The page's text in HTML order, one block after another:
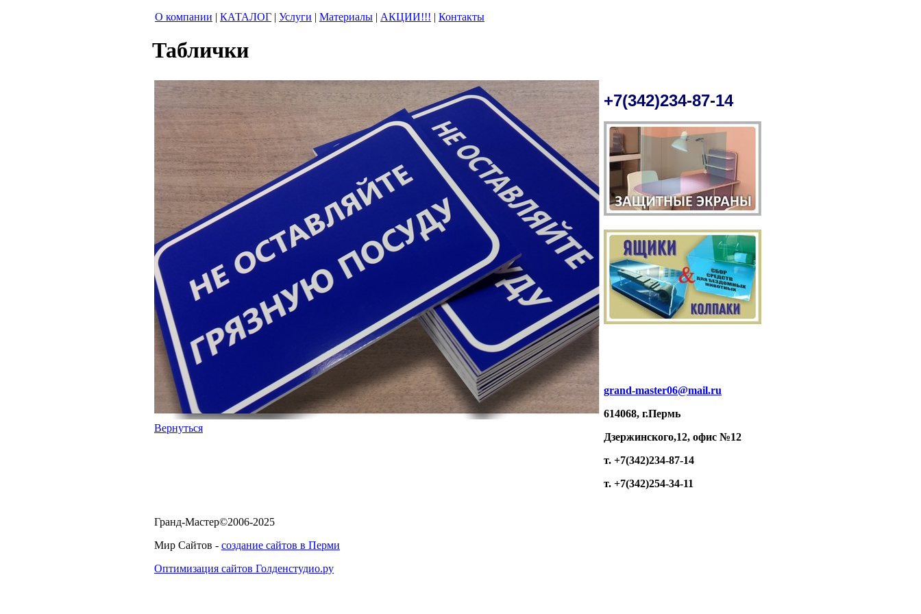
О компании | КАТАЛОГ | Услуги | Материалы | АКЦИИ!!! | Контакты
Таблички
Вернуться
+7(342)234-87-14
grand-master06@mail.ru
614068, г.Пермь
Дзержинского,12, офис №12
т. +7(342)234-87-14
т. +7(342)254-34-11
Гранд-Мастер©2006-2025
Мир Сайтов - создание сайтов в Перми
Оптимизация сайтов Голденстудио.ру